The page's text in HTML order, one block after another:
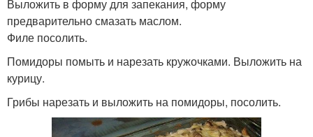
Выложить в форму для запекания, форму
предварительно смазать маслом.
Филе посолить.
Помидоры помыть и нарезать кружочками. Выложить на
курицу.
Грибы нарезать и выложить на помидоры, посолить.